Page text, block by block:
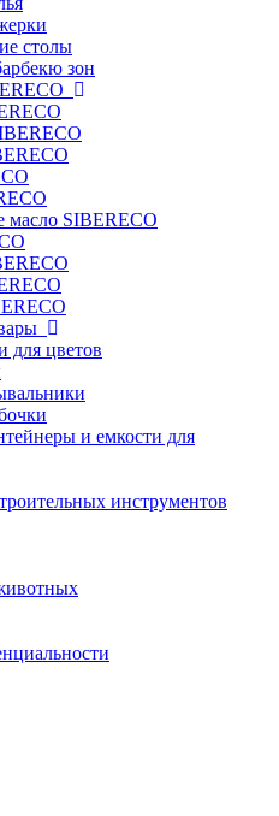
столы
зон
масло SIBERECO
для цветов
и емкости для
инструментов